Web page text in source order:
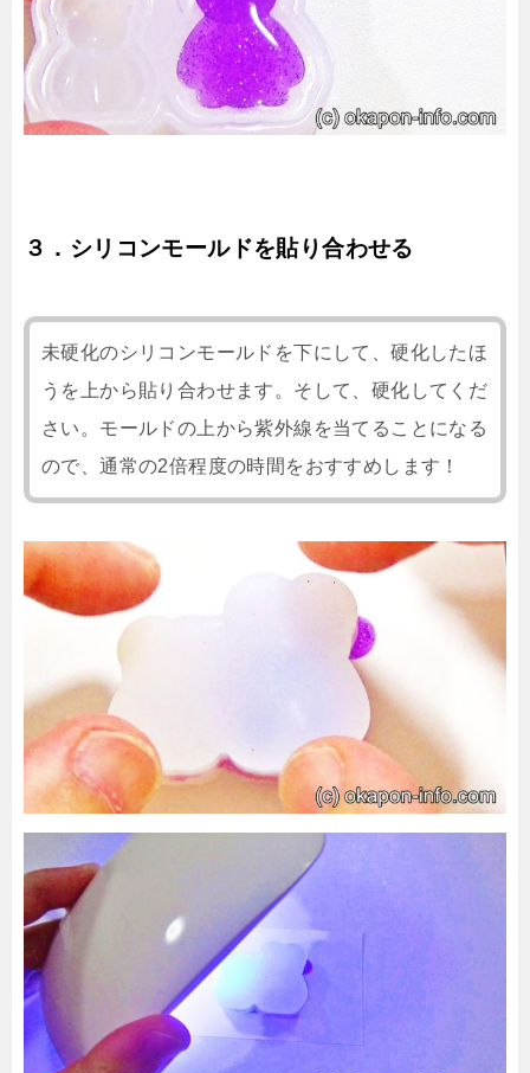
３．シリコンモールドを貼り合わせる
未硬化のシリコンモールドを下にして、硬化したほ
うを上から貼り合わせます。そして、硬化してくだ
さい。モールドの上から紫外線を当てることになる
ので、通常の2倍程度の時間をおすすめします！